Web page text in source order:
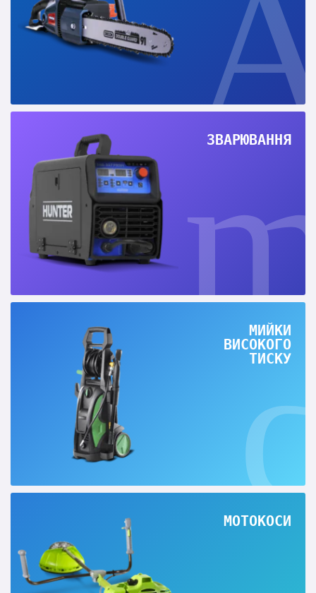
ЗВАРЮВАННЯ
МИЙКИ
ВИСОКОГО
ТИСКУ
МОТОКОСИ